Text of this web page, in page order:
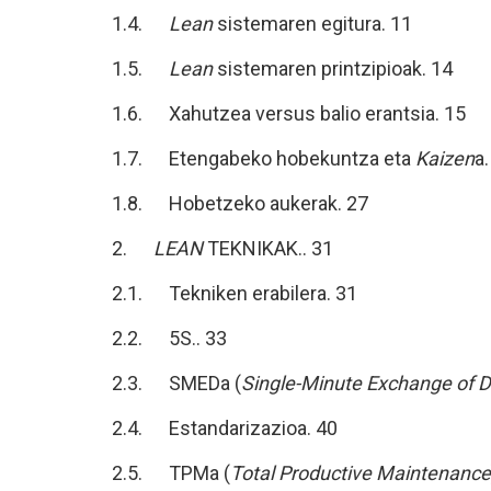
1.4. Leansistemaren egitura. 11
1.5. Leansistemaren printzipioak. 14
1.6. Xahutzea versus balio erantsia. 15
1.7. Etengabeko hobekuntza eta Kaizen
1.8. Hobetzeko aukerak. 27
2. LEANTEKNIKAK.. 31
2.1. Tekniken erabilera. 31
2.2. 5S.. 33
2.3. SMEDa (Single-Minute Exchange of
2.4. Estandarizazioa. 40
2.5. TPMa (Total Productive Maintenance